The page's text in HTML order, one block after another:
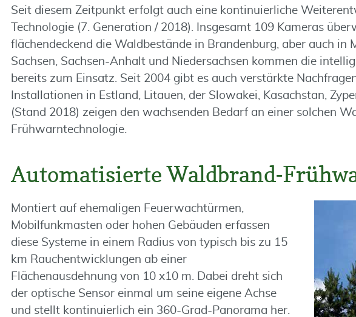
Seit diesem Zeitpunkt erfolgt auch eine kontinuierliche
Technologie (7. Generation / 2018). Insgesamt 109 Kameras
flächendeckend die Waldbestände in Brandenburg, aber auch in
Sachsen, Sachsen-Anhalt und Niedersachsen kommen die
bereits zum Einsatz. Seit 2004 gibt es auch verstärkte
Installationen in Estland, Litauen, der Slowakei, Kasachstan,
(Stand 2018) zeigen den wachsenden Bedarf an einer solchen
Frühwarntechnologie.
Automatisierte Waldbrand-
Montiert auf ehemaligen Feuerwachtürmen,
Mobilfunkmasten oder hohen Gebäuden erfassen
diese Systeme in einem Radius von typisch bis zu 15
km Rauchentwicklungen ab einer
Flächenausdehnung von 10 x10 m. Dabei dreht sich
der optische Sensor einmal um seine eigene Achse
und stellt kontinuierlich ein 360-Grad-Panorama her.